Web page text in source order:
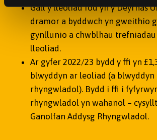
Gall y lleoliad fod yn y Deyrnas
dramor a byddwch yn gweithio
gynllunio a chwblhau trefniadau
lleoliad.
Ar gyfer 2022/23 bydd y ffi yn
blwyddyn ar leoliad (a
rhyngwladol). Bydd i ffi i fyfyrwyr
rhyngwladol yn wahanol –
Ganolfan Addysg Rhyngwladol.